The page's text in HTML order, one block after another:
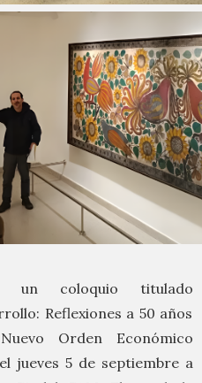
un coloquio titulado
Reflexiones a 50 años
Orden Económico
jueves 5 de septiembre a